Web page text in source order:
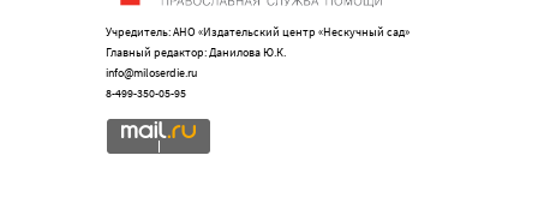
Учредитель: АНО «Издательский центр «Нескучный сад»
Главный редактор: Данилова Ю.К.
info@miloserdie.ru
8-499-350-05-95